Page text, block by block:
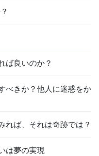
ば良いのか？
べきか？他人に迷惑をか
れば、それは奇跡では？
は夢の実現